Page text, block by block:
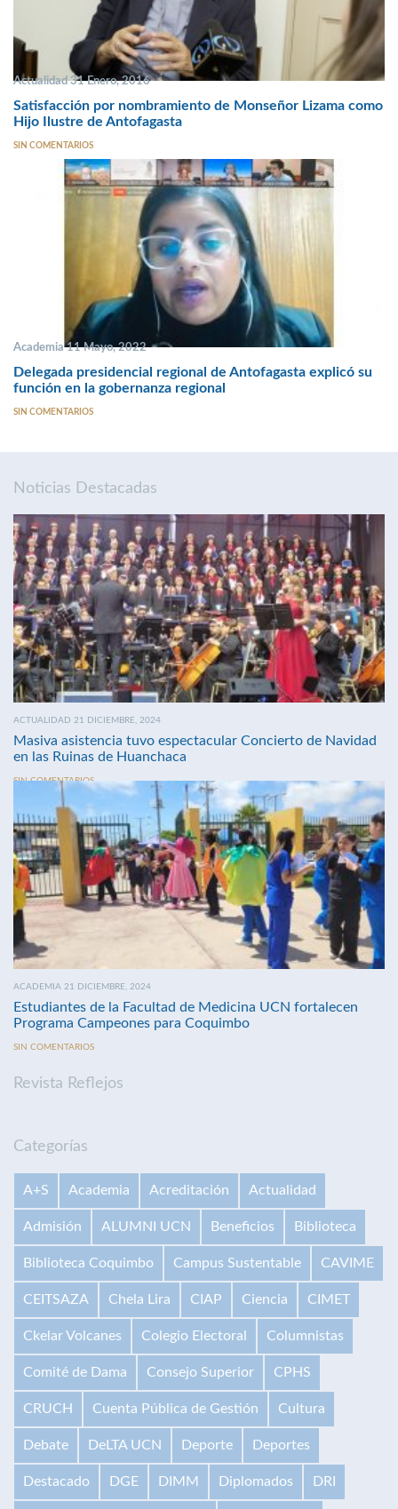
Actualidad 31 Enero, 2016
Satisfacción por nombramiento de Monseñor Lizama como
Hijo Ilustre de Antofagasta
SIN COMENTARIOS
Academia 11 Mayo, 2022
Delegada presidencial regional de Antofagasta explicó su
función en la gobernanza regional
SIN COMENTARIOS
Noticias Destacadas
ACTUALIDAD 21 DICIEMBRE, 2024
Masiva asistencia tuvo espectacular Concierto de Navidad
en las Ruinas de Huanchaca
SIN COMENTARIOS
ACADEMIA 21 DICIEMBRE, 2024
Estudiantes de la Facultad de Medicina UCN fortalecen
Programa Campeones para Coquimbo
SIN COMENTARIOS
Revista Reflejos
Categorías
A+S Academia Acreditación Actualidad
Admisión ALUMNI UCN Beneficios Biblioteca
Biblioteca Coquimbo Campus Sustentable CAVIME
CEITSAZA Chela Lira CIAP Ciencia CIMET
Ckelar Volcanes Colegio Electoral Columnistas
Comité de Dama Consejo Superior CPHS
CRUCH Cuenta Pública de Gestión Cultura
Debate DeLTA UCN Deporte Deportes
Destacado DGE DIMM Diplomados DRI